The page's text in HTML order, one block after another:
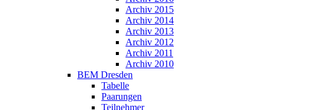
Archiv 2015
Archiv 2014
Archiv 2013
Archiv 2012
Archiv 2011
Archiv 2010
BEM Dresden
Tabelle
Paarungen
Teilnehmer